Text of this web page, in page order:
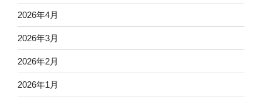
2026年4月
2026年3月
2026年2月
2026年1月